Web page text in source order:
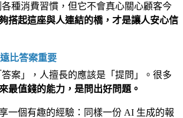
種消費習慣，但它不會真心關心顧客今
搭起這座與人連結的橋，才是讓人安心信
比答案重要
案」，人擅長的應該是「提問」。很多
最值錢的能力，是問出好問題。
一個有趣的經驗：同樣一份 AI 生成的報